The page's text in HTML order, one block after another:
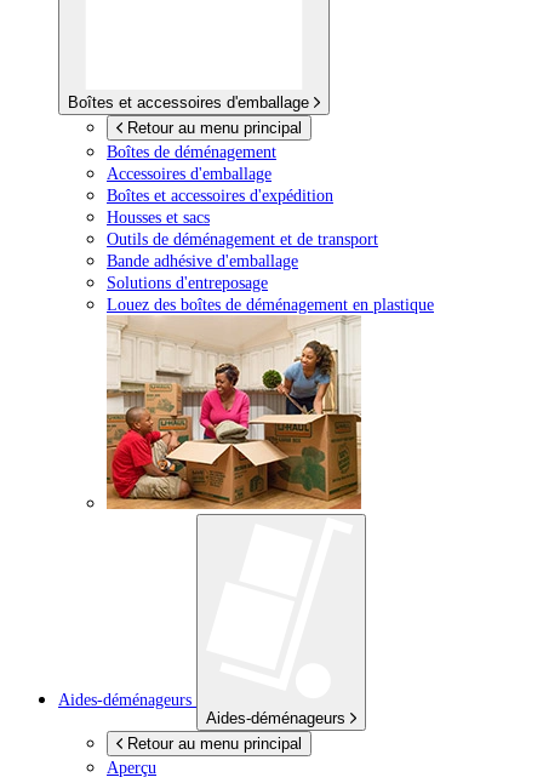
Boîtes et accessoires d'emballage
Retour au menu principal
Boîtes de déménagement
Accessoires d'emballage
Boîtes et accessoires d'expédition
Housses et sacs
Outils de déménagement et de transport
Bande adhésive d'emballage
Solutions d'entreposage
Louez des boîtes de déménagement en plastique
Aides-déménageurs
Aides-déménageurs
Retour au menu principal
Aperçu